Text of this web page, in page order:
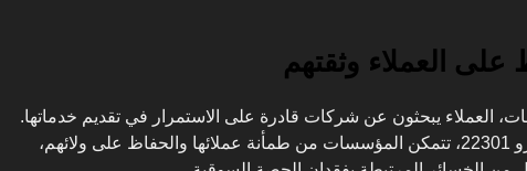
على العملاء وثقتهم
العملاء يبحثون عن شركات قادرة على الاستمرار في تقديم خدماتها.
بفضل الايزو 22301، تتمكن المؤسسات من طمأنة عملائها والحفاظ على ولائهم،